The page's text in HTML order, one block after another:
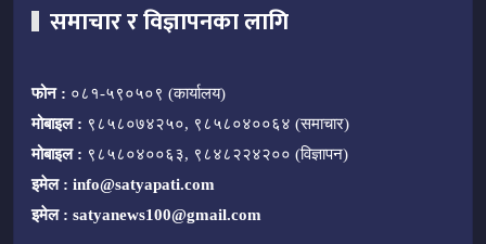
समाचार र विज्ञापनका लागि
फोन : ०८१-५९०५०९ (कार्यालय)
मोबाइल : ९८५८०७४२५०, ९८५८०४००६४ (समाचार)
मोबाइल : ९८५८०४००६३, ९८४८२२४२०० (विज्ञापन)
इमेल : info@satyapati.com
इमेल : satyanews100@gmail.com